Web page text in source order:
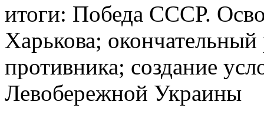
итоги: Победа СССР.
Харькова;
противника; создание
Левобережной Украины